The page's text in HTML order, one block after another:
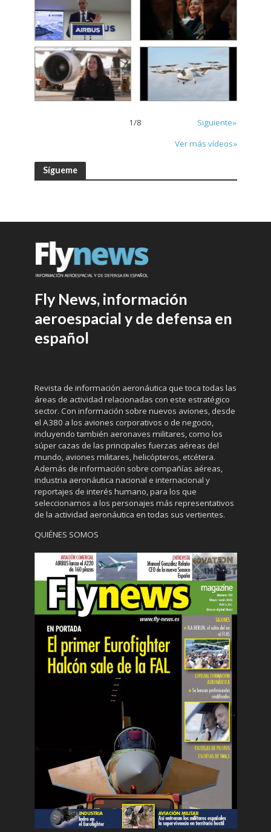
1/8
Siguiente»
Ver más vídeos»
Sígueme
Fly News, información
aeroespacial y de defensa en
español
Revista de información aeronáutica que toca todas las
áreas de actividad relacionadas con este estratégico
sector. Con información sobre nuevos aviones, desde
el A380 a los aviones corporativos o de negocio,
incluyendo también aeronaves militares, como los
súper cazas de las principales fuerzas aéreas del
mundo, aviones militares, helicópteros, etcétera.
Además de información sobre compañías aéreas,
industria aeronáutica nacional e internacional y
reportajes de interés humano, para los que
seleccionamos a los personajes más representativos
de la actividad aeronáutica en todas sus vertientes.
QUIÉNES SOMOS